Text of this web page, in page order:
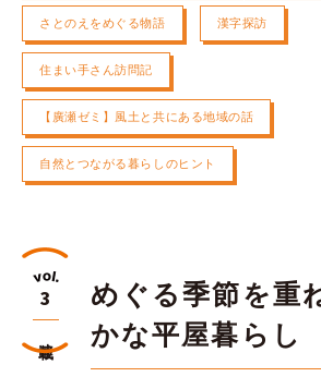
さとのえをめぐる物語 漢字探訪
住まい手さん訪問記
【廣瀬ゼミ】風土と共にある地域の話
自然とつながる暮らしのヒント
めぐる季節を重
かな平屋暮らし
3